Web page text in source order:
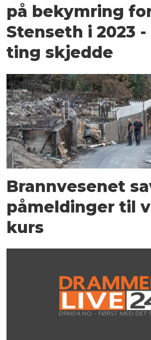
på bekymring
Stenseth i 2023
ting skjedde
Brannvesenet
påmeldinger til
kurs